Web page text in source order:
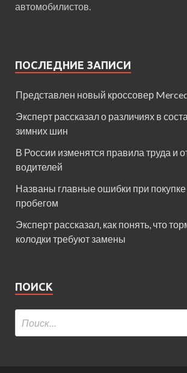
автомобилистов.
ПОСЛЕДНИЕ ЗАПИСИ
Представлен новый кроссовер
Эксперт рассказал о различиях в
зимних шин
В России изменятся правила труда и
водителей
Названы главные ошибки при
пробегом
Эксперт рассказал, как понять, что
колодки требуют замены
ПОИСК